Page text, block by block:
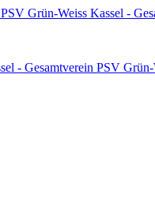
PSV Grün-Weiss Kassel -
PSV Grün-